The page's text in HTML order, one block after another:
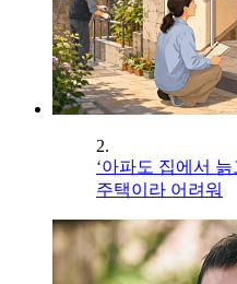
2.
‘아파도 집에서
주택이라 어려워